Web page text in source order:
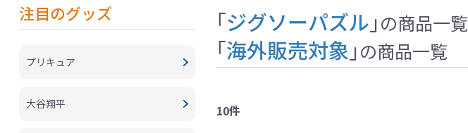
注目のグッズ
プリキュア
大谷翔平
「ジグソーパズル 」の商品一覧
「海外販売対象 」の商品一覧
10件